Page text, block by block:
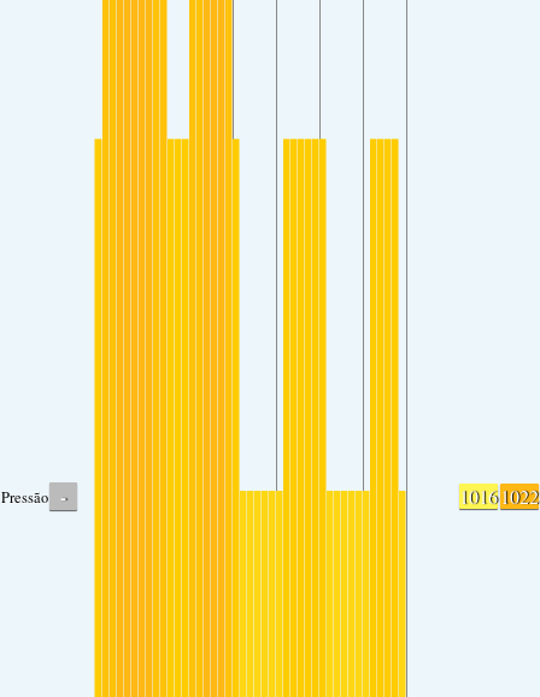
Pressão - 10161022